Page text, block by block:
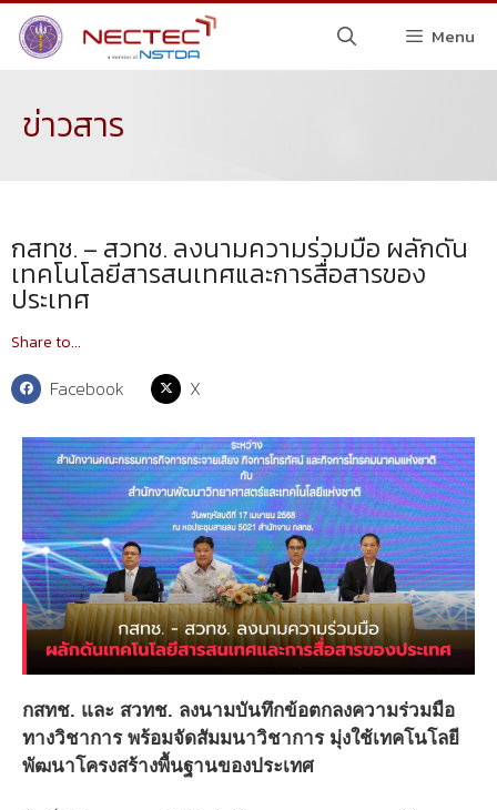
Menu
ข่าวสาร
กสทช. – สวทช. ลงนามความร่วมมือ ผลักดัน
เทคโนโลยีสารสนเทศและการสื่อสารของ
ประเทศ
Share to...
Facebook X
กสทช. และ สวทช. ลงนามบันทึกข้อตกลงความร่วมมือ
ทางวิชาการ พร้อมจัดสัมมนาวิชาการ มุ่งใช้เทคโนโลยี
พัฒนาโครงสร้างพื้นฐานของประเทศ